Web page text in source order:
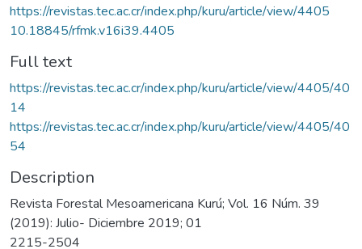
https://revistas.tec.ac.cr/index.php/kuru/article/view/4405
10.18845/rfmk.v16i39.4405
Full text
https://revistas.tec.ac.cr/index.php/kuru/article/view/4405/40
14
https://revistas.tec.ac.cr/index.php/kuru/article/view/4405/40
54
Description
Revista Forestal Mesoamericana Kurú; Vol. 16 Núm. 39
(2019): Julio- Diciembre 2019; 01
2215-2504